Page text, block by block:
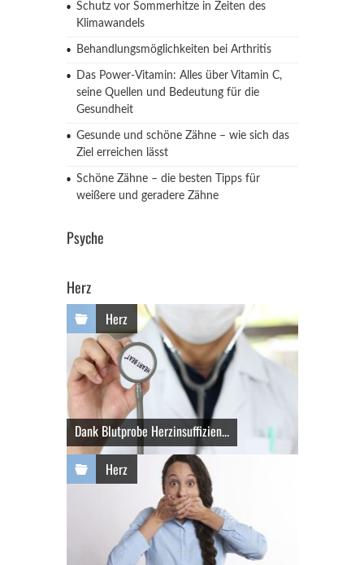
Schutz vor Sommerhitze in Zeiten des
Klimawandels
Behandlungsmöglichkeiten bei Arthritis
Das Power-Vitamin: Alles über Vitamin C,
seine Quellen und Bedeutung für die
Gesundheit
Gesunde und schöne Zähne – wie sich das
Ziel erreichen lässt
Schöne Zähne – die besten Tipps für
weißere und geradere Zähne
Psyche
Herz
Herz
Dank Blutprobe Herzinsuffizien...
Herz